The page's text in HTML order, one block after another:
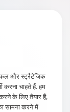
और स्ट्रैटेजिक
करना चाहते हैं. हम
करने के लिए तैयार हैं,
सामना करने में